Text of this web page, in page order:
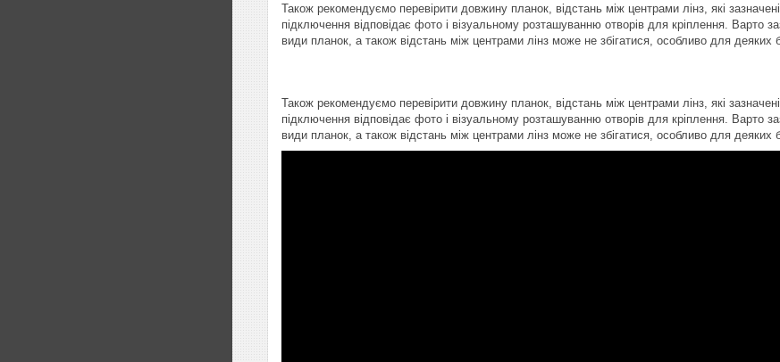
Також рекомендуємо перевірити довжину планок, відстань між центрами лінз, які
підключення відповідає фото і візуальному розташуванню отворів для кріплення. Варто
види планок, а також відстань між центрами лінз може не збігатися, особливо для деяких
Також рекомендуємо перевірити довжину планок, відстань між центрами лінз, які
підключення відповідає фото і візуальному розташуванню отворів для кріплення. Варто
види планок, а також відстань між центрами лінз може не збігатися, особливо для деяких